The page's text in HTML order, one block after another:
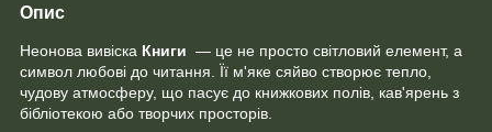
Опис
Неонова вивіска Книги — це не просто світловий елемент, а
символ любові до читання. Її м'яке сяйво створює тепло,
чудову атмосферу, що пасує до книжкових полів, кав'ярень з
бібліотекою або творчих просторів.